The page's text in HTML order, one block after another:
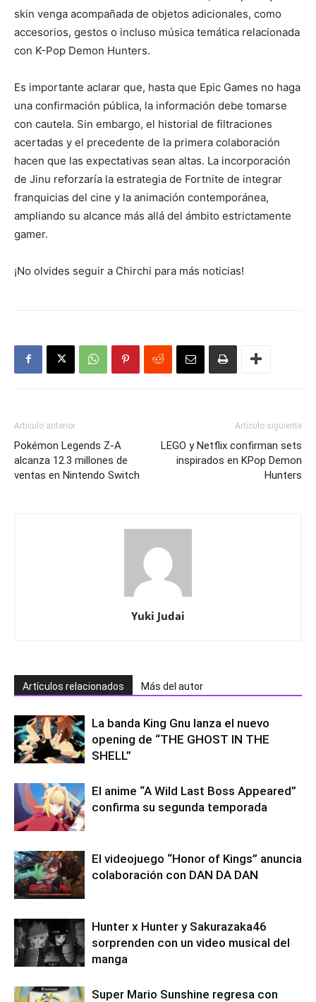
skin venga acompañada de objetos adicionales, como
accesorios, gestos o incluso música temática relacionada
con K-Pop Demon Hunters.
Es importante aclarar que, hasta que Epic Games no haga
una confirmación pública, la información debe tomarse
con cautela. Sin embargo, el historial de filtraciones
acertadas y el precedente de la primera colaboración
hacen que las expectativas sean altas. La incorporación
de Jinu reforzaría la estrategia de Fortnite de integrar
franquicias del cine y la animación contemporánea,
ampliando su alcance más allá del ámbito estrictamente
gamer.
¡No olvides seguir a Chirchi para más noticias!
Artículo anterior
Pokémon Legends Z-A
alcanza 12.3 millones de
ventas en Nintendo Switch
Artículo siguiente
LEGO y Netflix confirman sets
inspirados en KPop Demon
Hunters
Yuki Judai
Artículos relacionados Más del autor
La banda King Gnu lanza el nuevo
opening de “THE GHOST IN THE
SHELL”
El anime “A Wild Last Boss Appeared”
confirma su segunda temporada
El videojuego “Honor of Kings” anuncia
colaboración con DAN DA DAN
Hunter x Hunter y Sakurazaka46
sorprenden con un video musical del
manga
Super Mario Sunshine regresa con